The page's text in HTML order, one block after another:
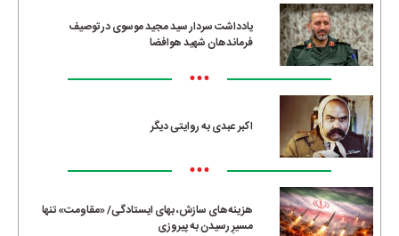
یادداشت سردار سید مجید موسوی در توصیف
فرماندهان شهید هوافضا
•••
اکبر عبدی به روایتی دیگر
•••
هزینه‌های سازش، بهای ایستادگی/ «مقاومت» تنها
مسیرِ رسیدن به پیروزی